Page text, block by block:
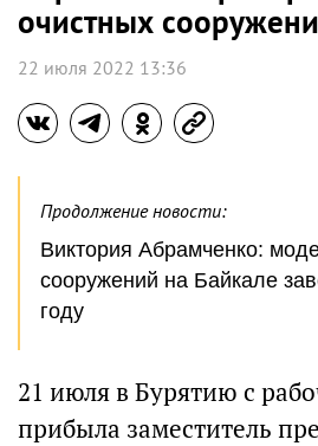
очистных
22 июля 2022 13:36
Продолжение новости:
Виктория Абрамченко:
сооружений на Байкале
году
21 июля в Бурятию с
прибыла заместитель